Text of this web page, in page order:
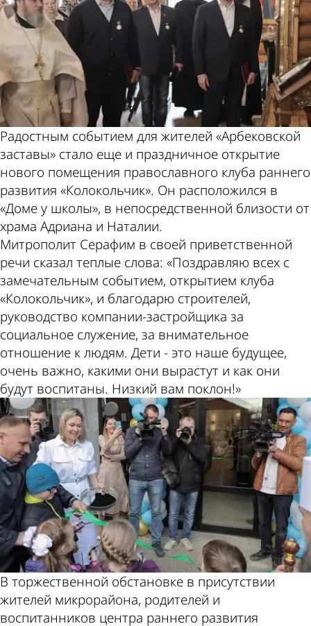
Радостным событием для жителей «Арбековской
заставы» стало еще и праздничное открытие
нового помещения православного клуба раннего
развития «Колокольчик». Он расположился в
«Доме у школы», в непосредственной близости от
храма Адриана и Наталии.
Митрополит Серафим в своей приветственной
речи сказал теплые слова: «Поздравляю всех с
замечательным событием, открытием клуба
«Колокольчик», и благодарю строителей,
руководство компании-застройщика за
социальное служение, за внимательное
отношение к людям. Дети - это наше будущее,
очень важно, какими они вырастут и как они
будут воспитаны. Низкий вам поклон!»
В торжественной обстановке в присутствии
жителей микрорайона, родителей и
воспитанников центра раннего развития